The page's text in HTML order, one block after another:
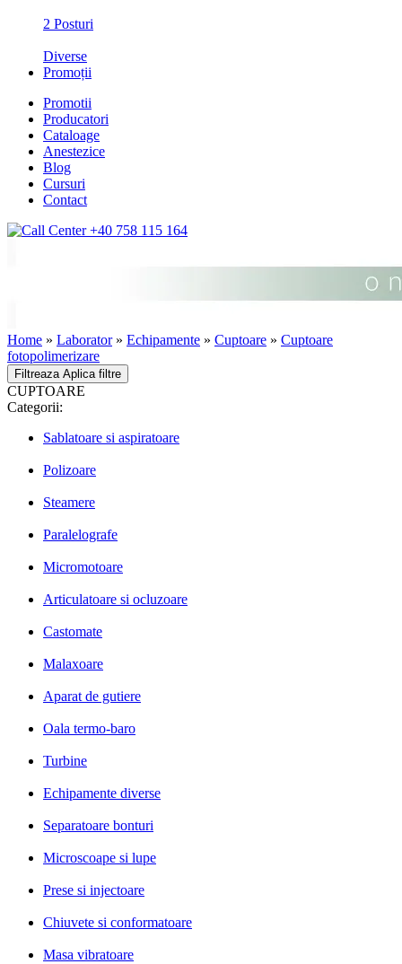
2 Posturi
Diverse
Promoții
Promotii
Producatori
Cataloage
Anestezice
Blog
Cursuri
Contact
+40 758 115 164
Home » Laborator» Echipamente » Cuptoare » Cuptoare
fotopolimerizare
Filtreaza Aplica filtre
CUPTOARE
Categorii:
Sablatoare si aspiratoare
Polizoare
Steamere
Paralelografe
Micromotoare
Articulatoare si ocluzoare
Castomate
Malaxoare
Aparat de gutiere
Oala termo-baro
Turbine
Echipamente diverse
Separatoare bonturi
Microscoape si lupe
Prese si injectoare
Chiuvete si conformatoare
Masa vibratoare